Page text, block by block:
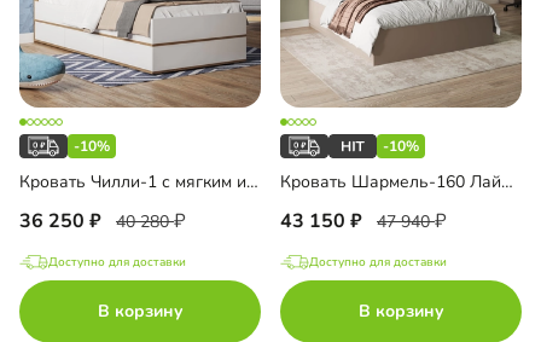
-10%
Кровать Чилли-1 с мягким изголовьем
36 250 40 280
Доступно для доставки
В корзину
-10%
Кровать Шармель-160 Лайф с мягким изголовьем
43 150 47 940
Доступно для доставки
В корзину